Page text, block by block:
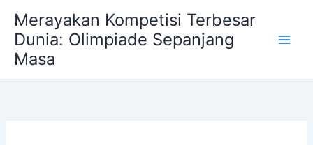
content
Merayakan Kompetisi Terbesar
Dunia: Olimpiade Sepanjang
Masa